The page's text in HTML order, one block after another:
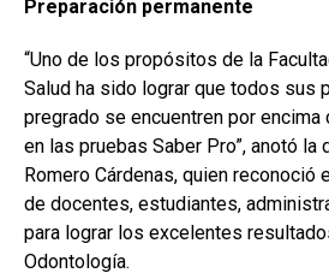
Preparación permanente
“Uno de los propósitos de la
Salud ha sido lograr que todos sus
pregrado se encuentren por encima
en las pruebas Saber Pro”, anotó la
Romero Cárdenas, quien reconoció
de docentes, estudiantes,
para lograr los excelentes
Odontología.